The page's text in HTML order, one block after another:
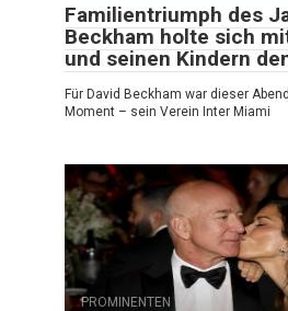
Familientriumph des
Beckham holte sich
und seinen Kindern
Für David Beckham war dieser
Moment – sein Verein Inter Miami
PROMINENTEN